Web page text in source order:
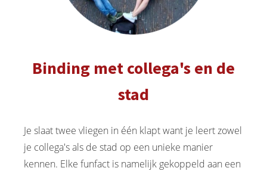
Binding met collega's en de
stad
Je slaat twee vliegen in één klapt want je leert zowel
je collega's als de stad op een unieke manier
kennen. Elke funfact is namelijk gekoppeld aan een